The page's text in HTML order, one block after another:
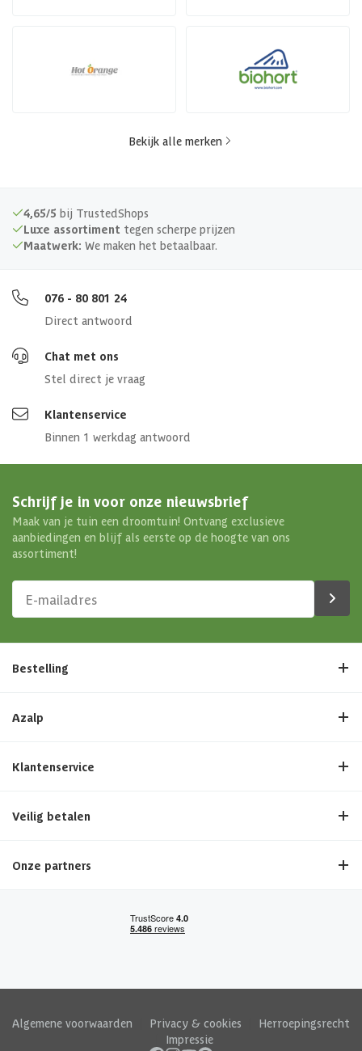
Bekijk alle merken
4,65/5 bij TrustedShops
Luxe assortiment tegen scherpe prijzen
Maatwerk: We maken het betaalbaar.
076 - 80 801 24
Direct antwoord
Chat met ons
Stel direct je vraag
Klantenservice
Binnen 1 werkdag antwoord
Schrijf je in voor onze nieuwsbrief
Maak van je tuin een droomtuin! Ontvang exclusieve
aanbiedingen en blijf als eerste op de hoogte van ons
assortiment!
Bestelling
Azalp
Klantenservice
Veilig betalen
Onze partners
Algemene voorwaarden Privacy & cookies
Herroepingsrecht
Impressie